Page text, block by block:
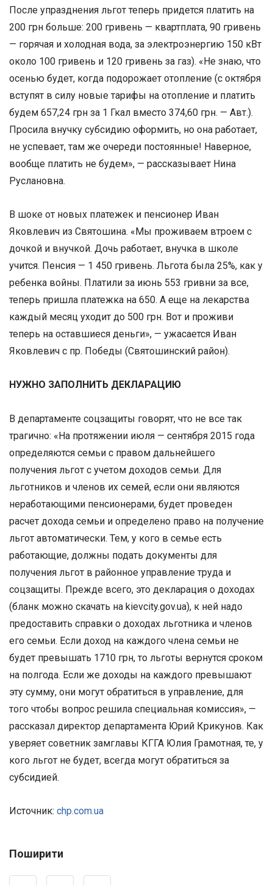
После упразднения льгот теперь придется платить на
200 грн больше: 200 гривень — квартплата, 90 гривень
— горячая и холодная вода, за электроэнергию 150 кВт
около 100 гривень и 120 гривень за газ). «Не знаю, что
осенью будет, когда подорожает отопление (с октября
вступят в силу новые тарифы на отопление и платить
будем 657,24 грн за 1 Гкал вместо 374,60 грн. — Авт.).
Просила внучку субсидию оформить, но она работает,
не успевает, там же очереди постоянные! Наверное,
вообще платить не будем», — рассказывает Нина
Руслановна.
В шоке от новых платежек и пенсионер Иван
Яковлевич из Святошина. «Мы проживаем втроем с
дочкой и внучкой. Дочь работает, внучка в школе
учится. Пенсия — 1 450 гривень. Льгота была 25%, как у
ребенка войны. Платили за июнь 553 гривни за все,
теперь пришла платежка на 650. А еще на лекарства
каждый месяц уходит до 500 грн. Вот и проживи
теперь на оставшиеся деньги», — ужасается Иван
Яковлевич с пр. Победы (Святошинский район).
НУЖНО ЗАПОЛНИТЬ ДЕКЛАРАЦИЮ
В департаменте соцзащиты говорят, что не все так
трагично: «На протяжении июля — сентября 2015 года
определяются семьи с правом дальнейшего
получения льгот с учетом доходов семьи. Для
льготников и членов их семей, если они являются
неработающими пенсионерами, будет проведен
расчет дохода семьи и определено право на получение
льгот автоматически. Тем, у кого в семье есть
работающие, должны подать документы для
получения льгот в районное управление труда и
соцзащиты. Прежде всего, это декларация о доходах
(бланк можно скачать на kievcity.gov.ua), к ней надо
предоставить справки о доходах льготника и членов
его семьи. Если доход на каждого члена семьи не
будет превышать 1710 грн, то льготы вернутся сроком
на полгода. Если же доходы на каждого превышают
эту сумму, они могут обратиться в управление, для
того чтобы вопрос решила специальная комиссия», —
рассказал директор департамента Юрий Крикунов. Как
уверяет советник замглавы КГГА Юлия Грамотная, те, у
кого льгот не будет, всегда могут обратиться за
субсидией.
Источник: chp.com.ua
Поширити